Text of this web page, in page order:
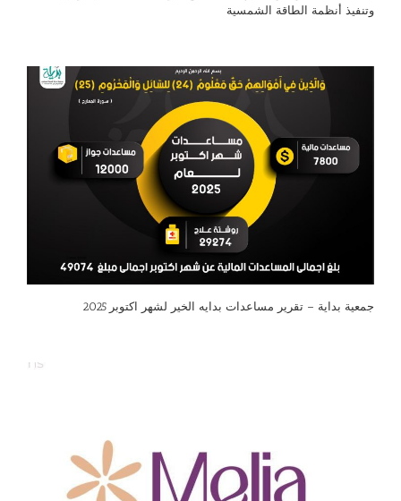
وتنفيذ أنظمة الطاقة الشمسية
جمعية بداية – تقرير مساعدات بدايه الخير لشهر اكتوبر 2025